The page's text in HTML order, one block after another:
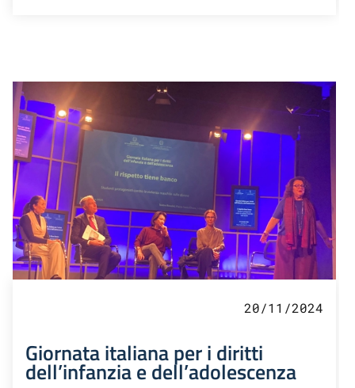
20/11/2024
Giornata italiana per i diritti
dell’infanzia e dell’adolescenza